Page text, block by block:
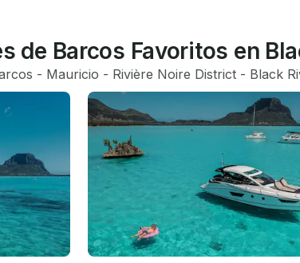
de Barcos Favoritos en
- Mauricio - Rivière Noire District - Black